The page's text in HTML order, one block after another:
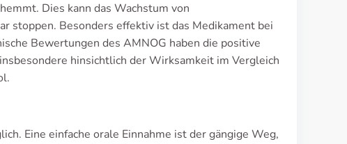
Dies kann das Wachstum von
stoppen. Besonders effektiv ist das Medikament bei
Bewertungen des AMNOG haben die positive
hinsichtlich der Wirksamkeit im Vergleich
Eine einfache orale Einnahme ist der gängige Weg,